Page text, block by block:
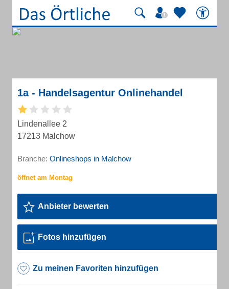
1a - Handelsagentur Onlinehandel
Lindenallee 2
17213 Malchow
Branche: Onlineshops in Malchow
Anbieter bewerten
Fotos hinzufügen
Zu meinen Favoriten hinzufügen